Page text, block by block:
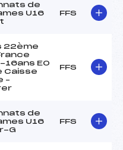
de
U16
FFS
22ème
16ans EO
Caisse
–
FFS
de
U16
G
FFS